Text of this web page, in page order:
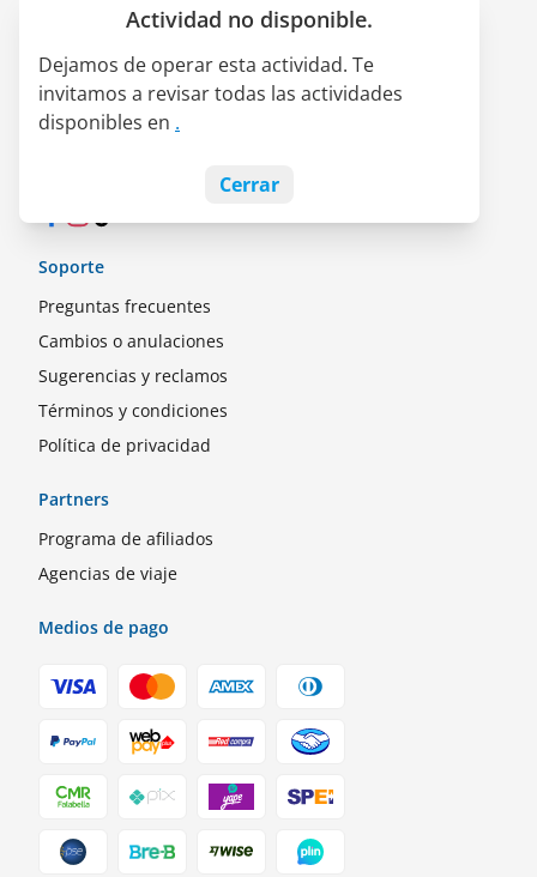
Actividad no disponible.
Dejamos de operar esta actividad. Te
invitamos a revisar todas las actividades
disponibles en .
Cerrar
Quiénes somos
Alianza LATAM Pass
Empleos
Soporte
Preguntas frecuentes
Cambios o anulaciones
Sugerencias y reclamos
Términos y condiciones
Política de privacidad
Partners
Programa de afiliados
Agencias de viaje
Medios de pago